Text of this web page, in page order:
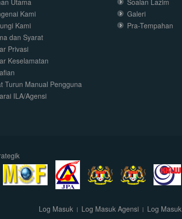
Utama
Kami
Kami
dan Syarat
Privasi
Keselamatan
Turun Manual Pengguna
ILA/Agensi
Soalan Lazim
Galeri
Pra-Tempahan
Log Masuk Log Masuk Agensi Log Masuk